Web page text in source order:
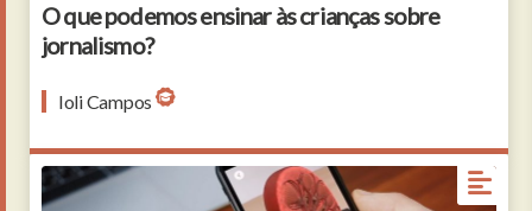
O que podemos ensinar às crianças sobre
jornalismo?
Ioli Campos